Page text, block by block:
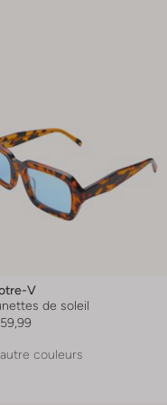
V
de soleil
couleurs